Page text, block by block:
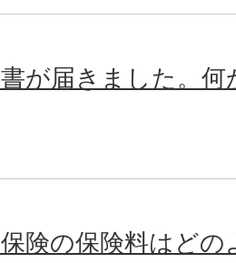
が届きました。
険の保険料はど